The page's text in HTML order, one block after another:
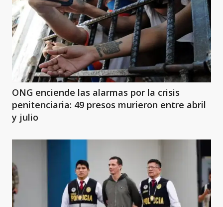
ONG enciende las alarmas por la crisis
penitenciaria: 49 presos murieron entre abril
y julio